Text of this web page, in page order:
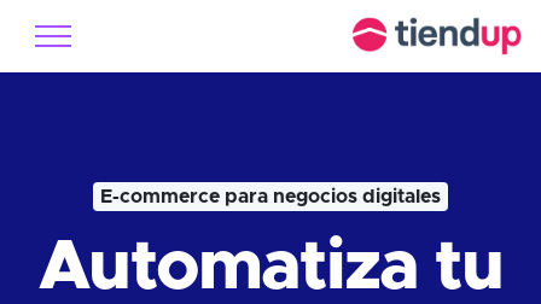
E-commerce para negocios digitales
Automatiza tu